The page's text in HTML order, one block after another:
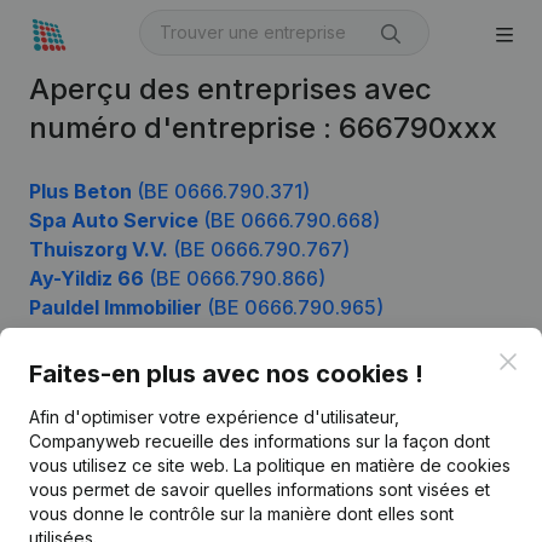
Aperçu des entreprises avec
numéro d'entreprise : 666790xxx
Plus Beton (BE 0666.790.371)
Spa Auto Service (BE 0666.790.668)
Thuiszorg V.V. (BE 0666.790.767)
Ay-Yildiz 66 (BE 0666.790.866)
Pauldel Immobilier (BE 0666.790.965)
Faites-en plus avec nos cookies !
Afin d'optimiser votre expérience d'utilisateur,
Companyweb recueille des informations sur la façon dont
vous utilisez ce site web. La politique en matière de cookies
vous permet de savoir quelles informations sont visées et
vous donne le contrôle sur la manière dont elles sont
utilisées.
Français
Informations d’entreprise
Monitoring